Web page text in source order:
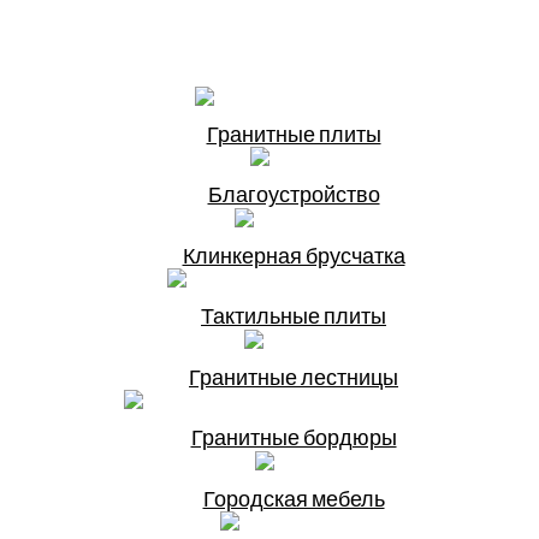
Гранитные плиты
Благоустройство
Клинкерная брусчатка
Тактильные плиты
Гранитные лестницы
Гранитные бордюры
Городская мебель